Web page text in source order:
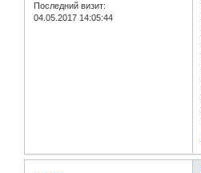
Последний визит:
04.05.2017 14:05:44